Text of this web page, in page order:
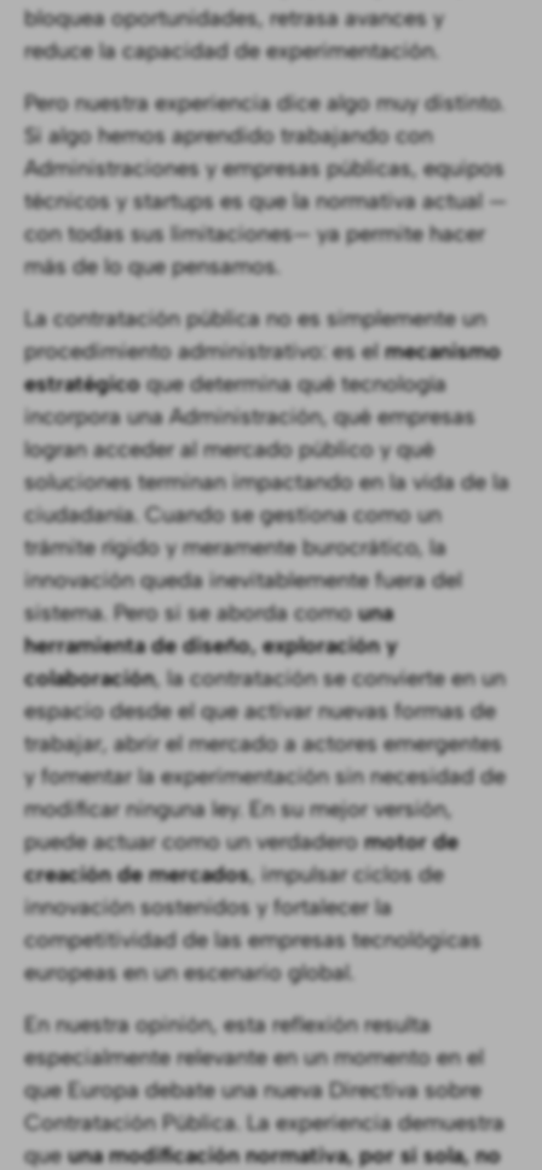
bloquea oportunidades, retrasa avances y
reduce la capacidad de experimentación.
Pero nuestra experiencia dice algo muy distinto.
Si algo hemos aprendido trabajando con
Administraciones y empresas públicas, equipos
técnicos y startups es que la normativa actual —
con todas sus limitaciones— ya permite hacer
más de lo que pensamos.
La contratación pública no es simplemente un
procedimiento administrativo: es elmecanismo
estratégicoque determina qué tecnología
incorpora una Administración, qué empresas
logran acceder al mercado público y qué
soluciones terminan impactando en la vida de la
ciudadanía. Cuando se gestiona como un
trámite rígido y meramente burocrático, la
innovación queda inevitablemente fuera del
sistema. Pero si se aborda comouna
herramienta de diseño, exploración y
colaboración, la contratación se convierte en un
espacio desde el que activar nuevas formas de
trabajar, abrir el mercado a actores emergentes
y fomentar la experimentación sin necesidad de
modificar ninguna ley. En su mejor versión,
puede actuar como un verdaderomotor de
creación de mercados, impulsar ciclos de
innovación sostenidos y fortalecer la
competitividad de las empresas tecnológicas
europeas en un escenario global.
En nuestra opinión, esta reflexión resulta
especialmente relevante en un momento en el
que Europa debate una nueva Directiva sobre
Contratación Pública. La experiencia demuestra
queuna modificación normativa, por sí sola, no